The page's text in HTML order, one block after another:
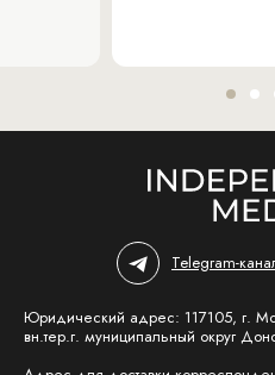
Telegram-
Юридический адрес: 117105, г.
вн.тер.г. муниципальный округ